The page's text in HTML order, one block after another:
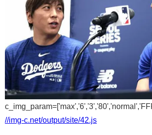
//img-c.net/output/site/42.js